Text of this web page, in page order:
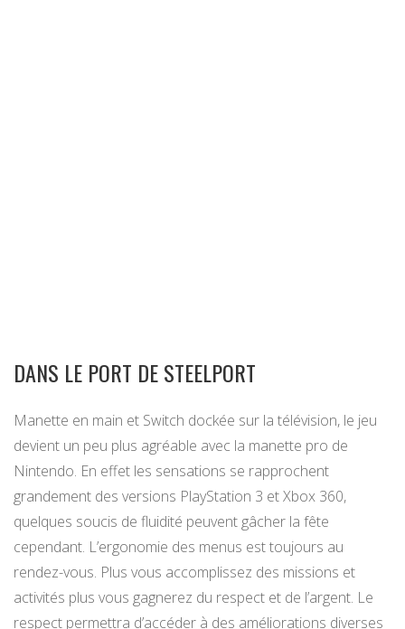
DANS LE PORT DE STEELPORT
Manette en main et Switch dockée sur la télévision, le jeu
devient un peu plus agréable avec la manette pro de
Nintendo. En effet les sensations se rapprochent
grandement des versions PlayStation 3 et Xbox 360,
quelques soucis de fluidité peuvent gâcher la fête
cependant. L’ergonomie des menus est toujours au
rendez-vous. Plus vous accomplissez des missions et
activités plus vous gagnerez du respect et de l’argent. Le
respect permettra d’accéder à des améliorations diverses